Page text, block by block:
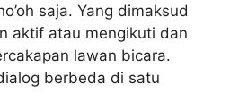
saja. Yang dimaksud
aktif atau mengikuti dan
lawan bicara.
berbeda di satu